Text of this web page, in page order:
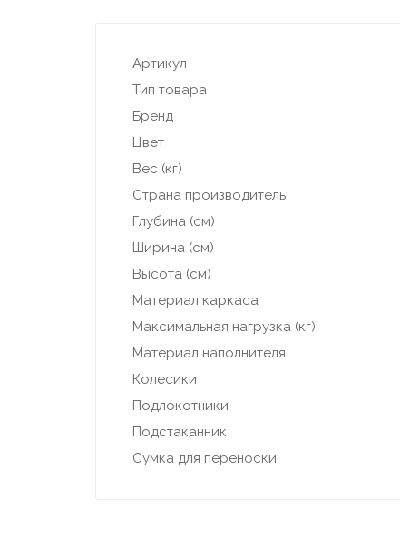
Артикул
Тип товара
Бренд
Цвет
Вес (кг)
Страна производитель
Глубина (см)
Ширина (см)
Высота (см)
Материал каркаса
Максимальная нагрузка (кг)
Материал наполнителя
Колесики
Подлокотники
Подстаканник
Сумка для переноски